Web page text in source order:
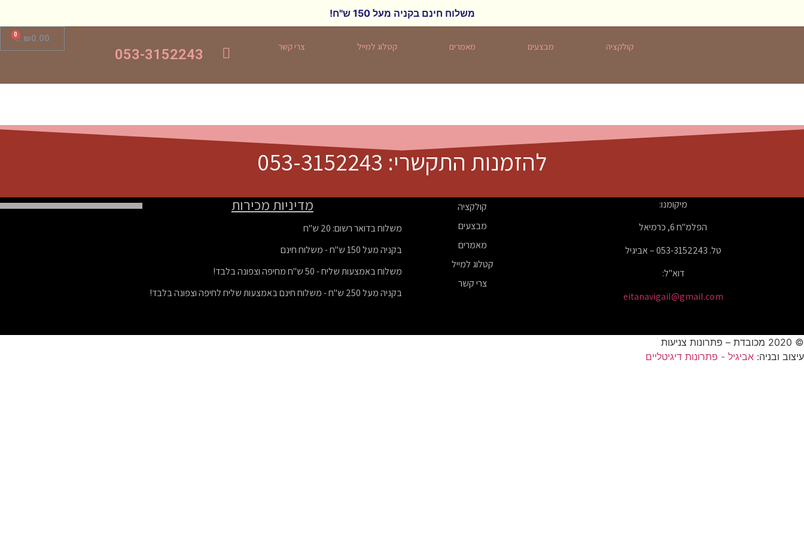
משלוח חינם בקניה מעל 150 ש"ח!
קולקציה מבצעים מאמרים קטלוג למייל צרי קשר 053-3152243
₪0.00
להזמנות התקשרי: 053-3152243
מיקומנו:
הפלמ"ח 6, כרמיאל
טל. 053-3152243 – אביגיל
דוא"ל:
eitanavigail@gmail.com
קולקציה
מבצעים
מאמרים
קטלוג למייל
צרי קשר
מדיניות מכירות
משלוח בדואר רשום: 20 ש"ח
בקניה מעל 150 ש"ח - משלוח חינם
משלוח באמצעות שליח - 50 ש"ח מחיפה וצפונה בלבד!
בקניה מעל 250 ש"ח - משלוח חינם באמצעות שליח לחיפה וצפונה בלבד!
© 2020 מכובדת – פתרונות צניעות
עיצוב ובניה: אביגיל - פתרונות דיגיטליים